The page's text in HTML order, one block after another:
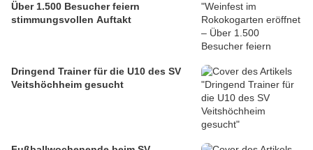
Über 1.500 Besucher feiern
stimmungsvollen Auftakt
Dringend Trainer für die U10 des SV
Veitshöchheim gesucht